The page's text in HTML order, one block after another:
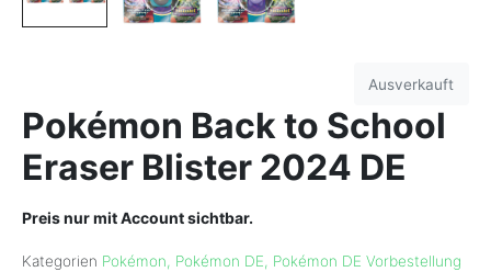
Ausverkauft
Pokémon Back to School
Eraser Blister 2024 DE
Preis nur mit Account sichtbar.
Kategorien Pokémon, Pokémon DE, Pokémon DE Vorbestellung